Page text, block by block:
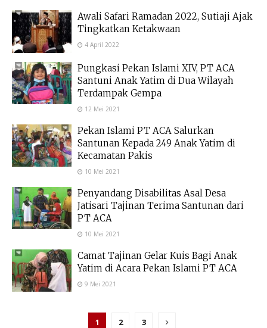
Awali Safari Ramadan 2022, Sutiaji Ajak
Tingkatkan Ketakwaan
4 April 2022
Pungkasi Pekan Islami XIV, PT ACA
Santuni Anak Yatim di Dua Wilayah
Terdampak Gempa
12 Mei 2021
Pekan Islami PT ACA Salurkan
Santunan Kepada 249 Anak Yatim di
Kecamatan Pakis
10 Mei 2021
Penyandang Disabilitas Asal Desa
Jatisari Tajinan Terima Santunan dari
PT ACA
10 Mei 2021
Camat Tajinan Gelar Kuis Bagi Anak
Yatim di Acara Pekan Islami PT ACA
9 Mei 2021
1 2 3